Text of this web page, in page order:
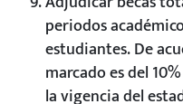
periodos
estudiantes. De
marcado es del
la vigencia del